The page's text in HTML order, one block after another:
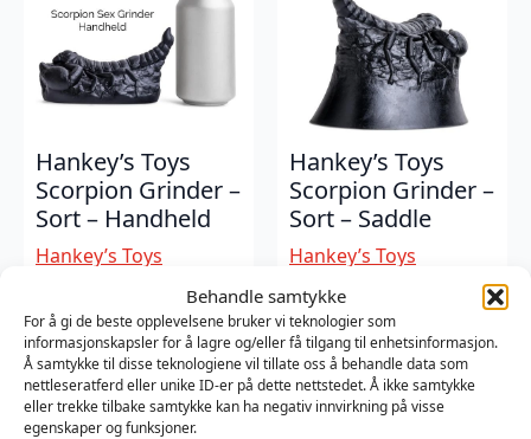
Behandle samtykke
For å gi de beste opplevelsene bruker vi teknologier som
informasjonskapsler for å lagre og/eller få tilgang til enhetsinformasjon.
Å samtykke til disse teknologiene vil tillate oss å behandle data som
nettleseratferd eller unike ID-er på dette nettstedet. Å ikke samtykke
eller trekke tilbake samtykke kan ha negativ innvirkning på visse
egenskaper og funksjoner.
Hankey’s Toys
Scorpion Grinder –
Sort – Handheld
Hankey’s Toys
Hankey’s Toys
Scorpion Grinder –
Sort – Saddle
Hankey’s Toys